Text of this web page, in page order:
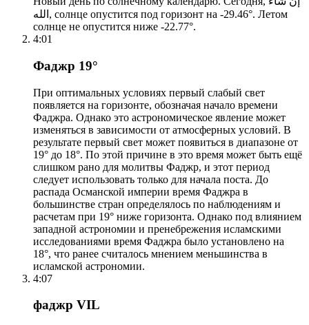
الله, солнце опустится под горизонт на -29.46°. Летом
солнце не опустится ниже -22.77°.
4:01
Фаджр 19°
При оптимальных условиях первый слабый свет
появляется на горизонте, обозначая начало времени
Фаджра. Однако это астрономическое явление может
изменяться в зависимости от атмосферных условий. В
результате первый свет может появиться в диапазоне от
19° до 18°. По этой причине в это время может быть ещё
слишком рано для молитвы Фаджр, и этот период
следует использовать только для начала поста. До
распада Османской империи время Фаджра в
большинстве стран определялось по наблюдениям и
расчетам при 19° ниже горизонта. Однако под влиянием
западной астрономии и пренебрежения исламскими
исследованиями время Фаджра было установлено на
18°, что ранее считалось мнением меньшинства в
исламской астрономии.
4:07
фаджр VIL